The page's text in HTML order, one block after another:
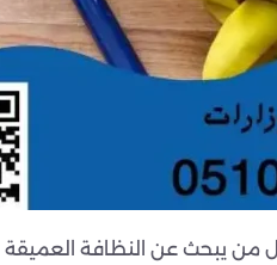
من يبحث عن النظافة